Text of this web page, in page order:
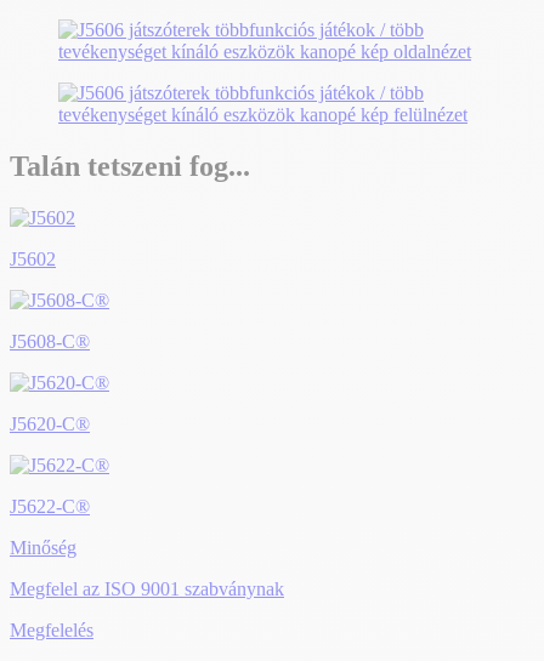
Talán tetszeni fog...
J5602
J5608-C®
J5620-C®
J5622-C®
Minőség
Megfelel az ISO 9001 szabványnak
Megfelelés